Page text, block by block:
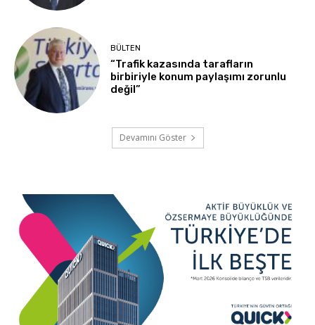
BÜLTEN
“Trafik kazasında tarafların
birbiriyle konum paylaşımı zorunlu
değil”
Devamını Göster